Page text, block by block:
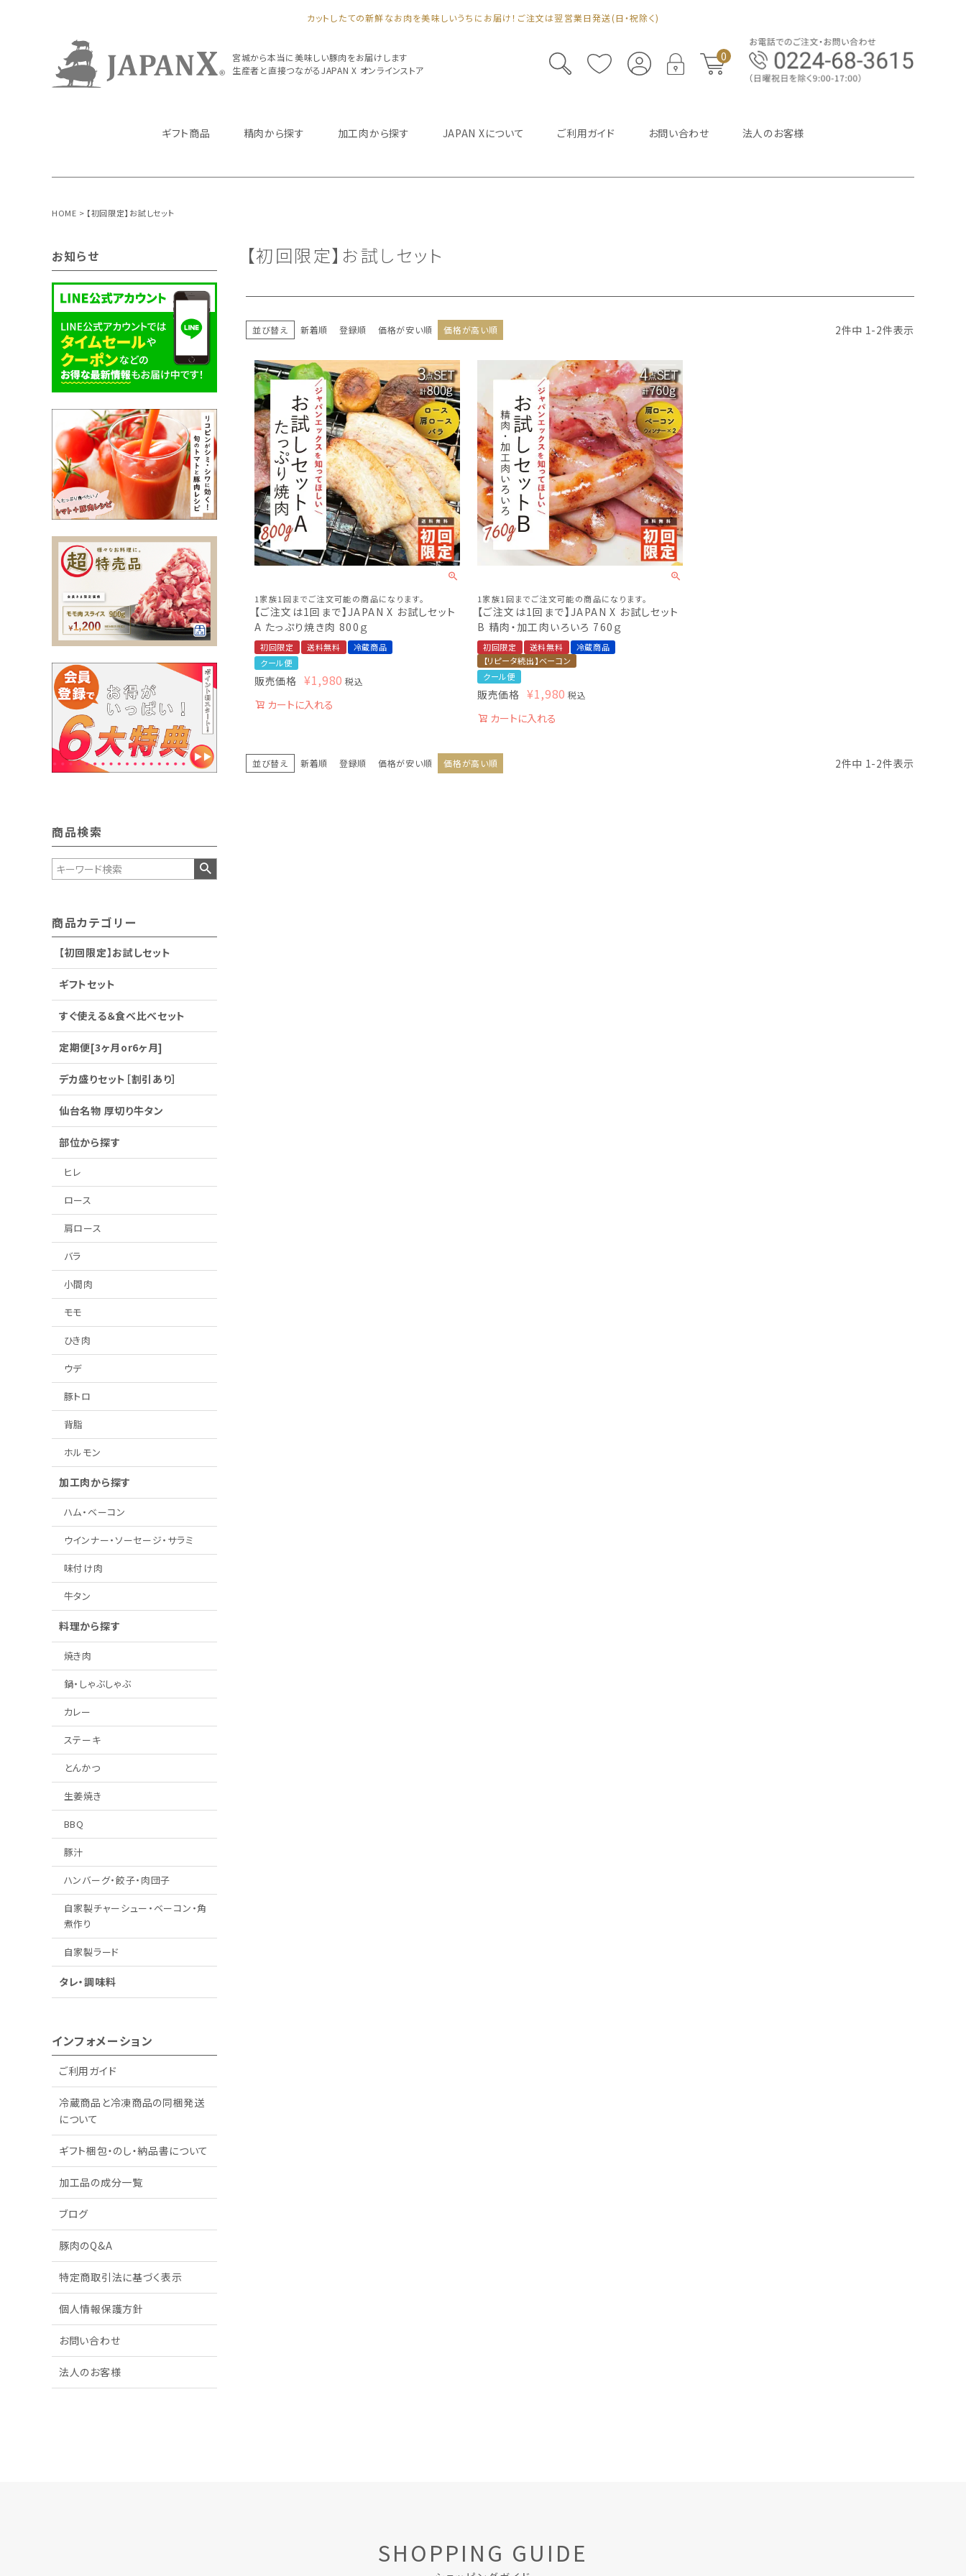
カットしたての新鮮なお肉を美味しいうちにお届け！ご注文は翌営業日発送(日・祝除く)
宮城から本当に美味しい豚肉をお届けします
生産者と直接つながるJAPAN X オンラインストア
0
ギフト商品 精肉から探す 加工肉から探す JAPAN Xについて ご利用ガイド お問い合わせ 法人のお客様
HOME 【初回限定】お試しセット
お知らせ
商品検索
商品カテゴリー
【初回限定】お試しセット
ギフトセット
すぐ使える＆食べ比べセット
定期便[3ヶ月or6ヶ月]
デカ盛りセット［割引あり］
仙台名物 厚切り牛タン
部位から探す
ヒレ
ロース
肩ロース
バラ
小間肉
モモ
ひき肉
ウデ
豚トロ
背脂
ホルモン
加工肉から探す
ハム・ベーコン
ウインナー・ソーセージ・サラミ
味付け肉
牛タン
料理から探す
焼き肉
鍋・しゃぶしゃぶ
カレー
ステーキ
とんかつ
生姜焼き
BBQ
豚汁
ハンバーグ・餃子・肉団子
自家製チャーシュー・ベーコン・角
煮作り
自家製ラード
タレ・調味料
インフォメーション
ご利用ガイド
冷蔵商品と冷凍商品の同梱発送
について
ギフト梱包・のし・納品書について
加工品の成分一覧
ブログ
豚肉のQ&A
特定商取引法に基づく表示
個人情報保護方針
お問い合わせ
法人のお客様
【初回限定】お試しセット
並び替え 新着順 登録順 価格が安い順 価格が高い順 2件中 1 -2件表示
1家族1回までご注文可能の商品になります。
【ご注文は1回まで】JAPAN X お試しセット
A たっぷり焼き肉 800ｇ
初回限定 送料無料
冷蔵商品
クール便
販売価格 ¥1,980 税込
カートに入れる
1家族1回までご注文可能の商品になります。
【ご注文は1回まで】JAPAN X お試しセット
B 精肉・加工肉いろいろ 760ｇ
初回限定 送料無料
冷蔵商品
【リピータ続出】ベーコン
クール便
販売価格 ¥1,980 税込
カートに入れる
並び替え 新着順 登録順 価格が安い順 価格が高い順 2件中 1 -2件表示
SHOPPING GUIDE